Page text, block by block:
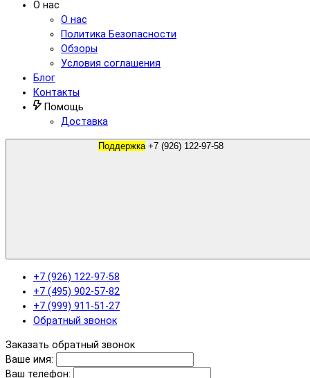
О нас
О нас
Политика Безопасности
Обзоры
Условия соглашения
Блог
Контакты
Помощь
Доставка
Поддержка +7 (926) 122-97-58
+7 (926) 122-97-58
+7 (495) 902-57-82
+7 (999) 911-51-27
Обратный звонок
Заказать обратный звонок
Ваше имя:
Ваш телефон: